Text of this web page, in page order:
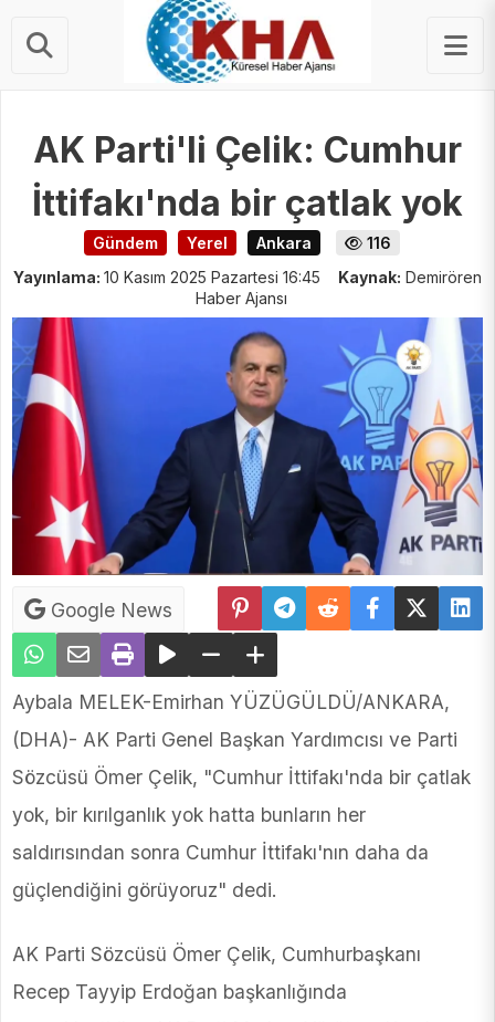
AK Parti'li Çelik: Cumhur
İttifakı'nda bir çatlak yok
Gündem Yerel Ankara
116
Yayınlama: 10 Kasım 2025 Pazartesi 16:45 Kaynak: Demirören
Haber Ajansı
Google News
Aybala MELEK-Emirhan YÜZÜGÜLDÜ/ANKARA,
(DHA)- AK Parti Genel Başkan Yardımcısı ve Parti
Sözcüsü Ömer Çelik, "Cumhur İttifakı'nda bir çatlak
yok, bir kırılganlık yok hatta bunların her
saldırısından sonra Cumhur İttifakı'nın daha da
güçlendiğini görüyoruz" dedi.
AK Parti Sözcüsü Ömer Çelik, Cumhurbaşkanı
Recep Tayyip Erdoğan başkanlığında